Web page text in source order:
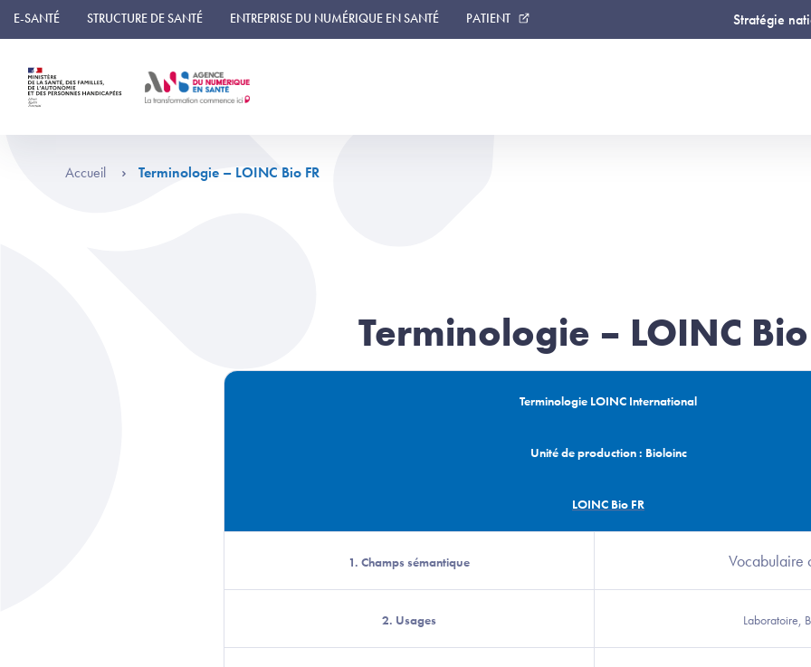
Panneau de gestion des cookies
E-SANTÉ STRUCTURE DE SANTÉ ENTREPRISE DU NUMÉRIQUE EN SANTÉ PATIENT Stratégie
Accueil Terminologie – LOINC Bio FR
Terminologie – LOINC Bio
Terminologie LOINC International
Unité de production : Bioloinc
LOINC Bio FR
1. Champs sémantique Vocabulaire
2. Usages Laboratoire,